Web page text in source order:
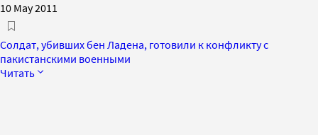
10 May 2011
Солдат, убивших бен Ладена, готовили к конфликту с
пакистанскими военными
Читать